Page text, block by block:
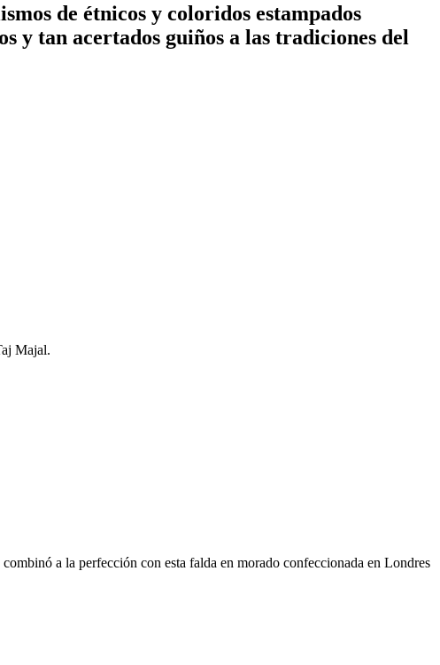
de étnicos y coloridos estampados
y tan acertados guiños a las tradiciones del
Majal.
combinó a la perfección con esta falda en morado confeccionada en Londres